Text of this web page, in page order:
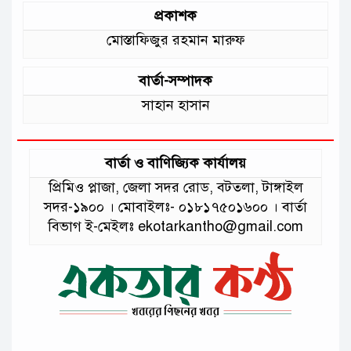
প্রকাশক
মোস্তাফিজুর রহমান মারুফ
বার্তা-সম্পাদক
সাহান হাসান
বার্তা ও বাণিজ্যিক কার্যালয়
প্রিমিও প্লাজা, জেলা সদর রোড, বটতলা, টাঙ্গাইল
সদর-১৯০০ । মোবাইলঃ- ০১৮১৭৫০১৬০০ । বার্তা
বিভাগ ই-মেইলঃ ekotarkantho@gmail.com